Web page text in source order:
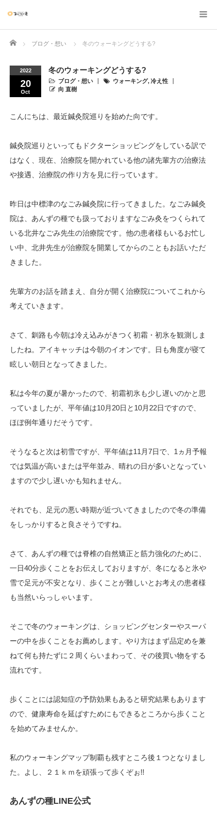
Home ブログ・想い 冬のウォーキングどうする?
2022
20
Oct
冬のウォーキングどうする?
ブログ・想い ウォーキング, 冷え性
向 直樹
こんにちは、最近鍼灸院巡りを始めた向です。
鍼灸院巡りといってもドクターショッピングをしている訳で
はなく、現在、治療院を開かれている他の諸先輩方の治療法
や接遇、治療院の作り方を見に行っています。
昨日は中標津のなごみ鍼灸院に行ってきました。なごみ鍼灸
院は、あんずの種でも扱っておりますなごみ灸をつくられて
いる北井なごみ先生の治療院です。他の患者様もいるお忙し
い中、北井先生が治療院を開業してからのこともお話いただ
きました。
先輩方のお話を踏まえ、自分が開く治療院についてこれから
考えていきます。
さて、釧路も今朝は冷え込みがきつく初霜・初氷を観測しま
したね。アイキャッチは今朝のイオンです。日も角度が寝て
眩しい朝日となってきました。
私は今年の夏が暑かったので、初霜初氷も少し遅いのかと思
っていましたが、平年値は10月20日と10月22日ですので、
ほぼ例年通りだそうです。
そうなると次は初雪ですが、平年値は11月7日で、1ヵ月予報
では気温が高いまたは平年並み、晴れの日が多いとなってい
ますので少し遅いかも知れません。
それでも、足元の悪い時期が近づいてきましたので冬の準備
をしっかりすると良さそうですね。
さて、あんずの種では脊椎の自然矯正と筋力強化のために、
一日40分歩くことをお伝えしておりますが、冬になると氷や
雪で足元が不安となり、歩くことが難しいとお考えの患者様
も当然いらっしゃいます。
そこで冬のウォーキングは、ショッピングセンターやスーパ
ーの中を歩くことをお薦めします。やり方はまず品定めを兼
ねて何も持たずに２周くらいまわって、その後買い物をする
流れです。
歩くことには認知症の予防効果もあると研究結果もあります
ので、健康寿命を延ばすためにもできるところから歩くこと
を始めてみませんか。
私のウォーキングマップ制覇も残すところ後１つとなりまし
た。よし、２１ｋｍを頑張って歩くぞぉ!!
あんずの種LINE公式